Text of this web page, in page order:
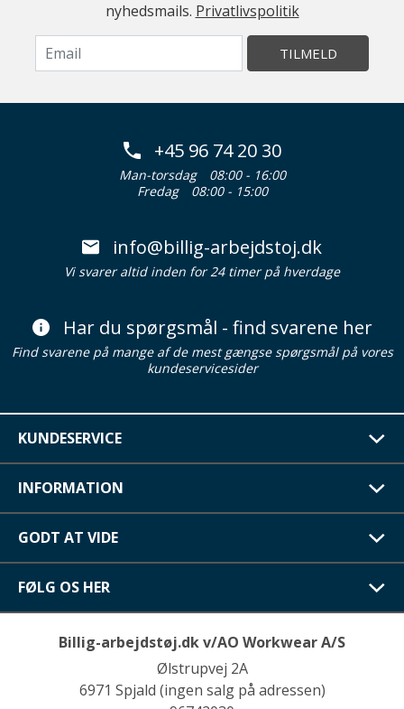
nyhedsmails. Privatlivspolitik
TILMELD
+45 96 74 20 30
Man-torsdag
08:00 - 16:00
Fredag
08:00 - 15:00
info@billig-arbejdstoj.dk
Vi svarer altid inden for 24 timer på hverdage
Har du spørgsmål - find svarene her
Find svarene på mange af de mest gængse spørgsmål på vores
kundeservicesider
KUNDESERVICE
INFORMATION
GODT AT VIDE
FØLG OS HER
Billig-arbejdstøj.dk v/AO Workwear A/S
Ølstrupvej 2A
6971 Spjald (ingen salg på adressen)